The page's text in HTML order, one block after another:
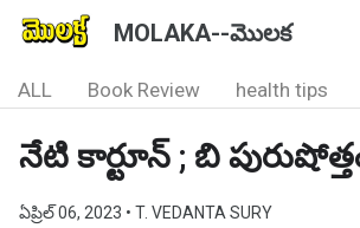
MOLAKA--మొలక
ALL Book Review health tips
నేటి కార్టూన్ ; బి
ఏప్రిల్ 06, 2023 • T. VEDANTA SURY